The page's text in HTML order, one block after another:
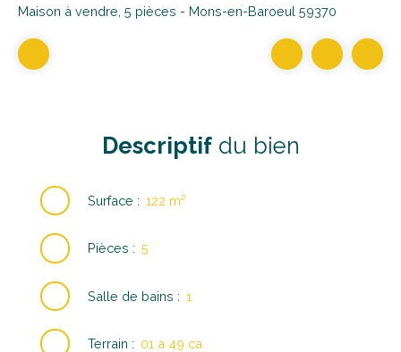
Maison à vendre, 5 pièces - Mons-en-Baroeul 59370
Descriptifdu bien
Surface : 122 m²
Pièces : 5
Salle de bains : 1
Terrain : 01 a 49 ca